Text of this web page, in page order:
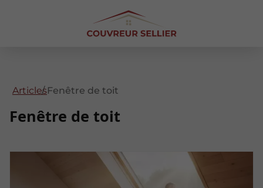
ArticlesFenêtre de toit
Fenêtre de toit